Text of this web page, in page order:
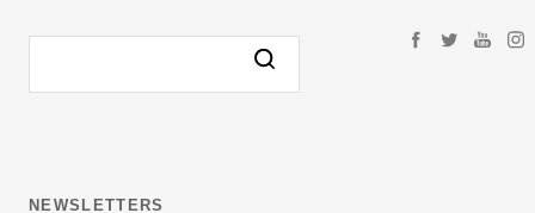
NEWSLETTERS